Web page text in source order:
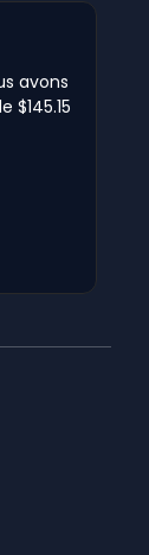
avons